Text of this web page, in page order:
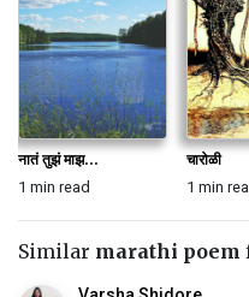
नातं तुझं माझ...
1 min read
चारोळी
1 min
Similar marathi poem